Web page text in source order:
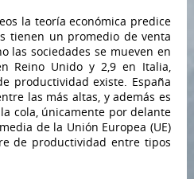
la teoría económica predice
tienen un promedio de venta
las sociedades se mueven en
Reino Unido y 2,9 en Italia,
productividad existe. España
las más altas, y además es
cola, únicamente por delante
de la Unión Europea (UE)
de productividad entre tipos